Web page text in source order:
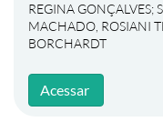
REGINA GONÇALVES;
MACHADO, ROSIANI
BORCHARDT
Acessar